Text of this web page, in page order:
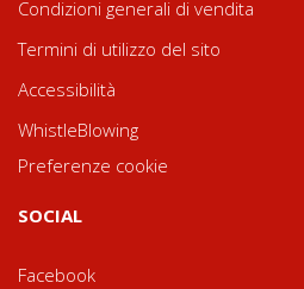
Condizioni generali di vendita
Termini di utilizzo del sito
Accessibilità
WhistleBlowing
Preferenze cookie
SOCIAL
Facebook